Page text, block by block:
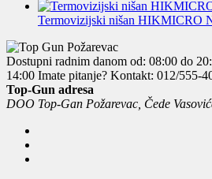
Termovizijski nišan HIKMICRO
Dostupni radnim danom od: 08:00 do
14:00 Imate pitanje? Kontakt: 012/555-
Top-Gun adresa
DOO Top-Gan Požarevac, Čede